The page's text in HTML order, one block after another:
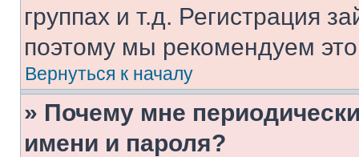
группах и т.д. Регистрация
поэтому мы рекомендуем
Вернуться к началу
» Почему мне
имени и пароля?